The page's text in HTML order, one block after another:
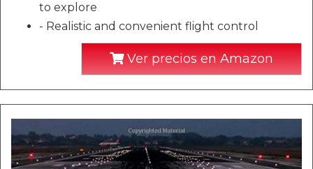
to explore
- Realistic and convenient flight control
Ver precios en Amazon